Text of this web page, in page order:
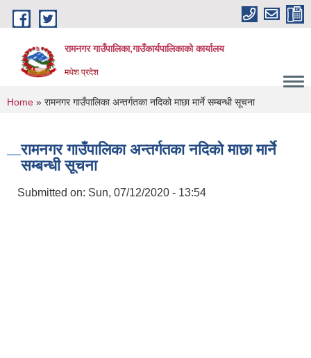
Skip to main content
रामनगर गाउँपालिका,गाउँकार्यपालिकाको कार्यालय
मधेश प्रदेश
You are here
Home » रामनगर गाउँपालिका अन्तर्गतका नदिको माछा मार्ने सम्बन्धी सूचना
रामनगर गाउँपालिका अन्तर्गतका नदिको माछा मार्ने
सम्बन्धी सूचना
Submitted on: Sun, 07/12/2020 - 13:54